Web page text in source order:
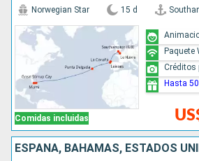
Comidas incluidas
Norwegian Star 15 d
Paquete
Créditos
Hasta
ESPAÑA, BAHAMAS, ESTADOS